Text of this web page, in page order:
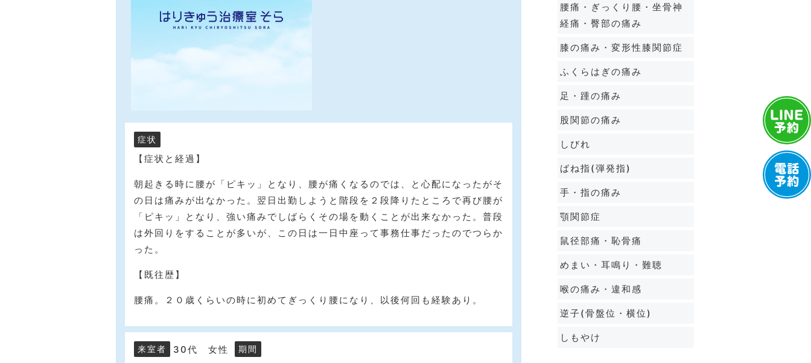
症状
【症状と経過】
朝起きる時に腰が「ピキッ」となり、腰が痛くなるのでは、と心配になったがそ
の日は痛みが出なかった。翌日出勤しようと階段を２段降りたところで再び腰が
「ピキッ」となり、強い痛みでしばらくその場を動くことが出来なかった。普段
は外回りをすることが多いが、この日は一日中座って事務仕事だったのでつらか
った。
【既往歴】
腰痛。２０歳くらいの時に初めてぎっくり腰になり、以後何回も経験あり。
来室者 30代 女性 期間
腰痛・ぎっくり腰・坐骨神
経痛・臀部の痛み
膝の痛み・変形性膝関節症
ふくらはぎの痛み
足・踵の痛み
股関節の痛み
しびれ
ばね指(弾発指)
手・指の痛み
顎関節症
鼠径部痛・恥骨痛
めまい・耳鳴り・難聴
喉の痛み・違和感
逆子(骨盤位・横位)
しもやけ